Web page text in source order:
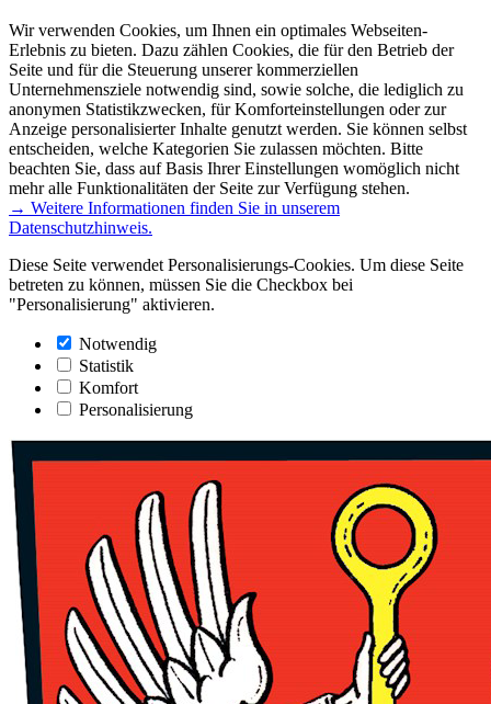
Wir verwenden Cookies, um Ihnen ein optimales Webseiten-
Erlebnis zu bieten. Dazu zählen Cookies, die für den Betrieb der
Seite und für die Steuerung unserer kommerziellen
Unternehmensziele notwendig sind, sowie solche, die lediglich zu
anonymen Statistikzwecken, für Komforteinstellungen oder zur
Anzeige personalisierter Inhalte genutzt werden. Sie können selbst
entscheiden, welche Kategorien Sie zulassen möchten. Bitte
beachten Sie, dass auf Basis Ihrer Einstellungen womöglich nicht
mehr alle Funktionalitäten der Seite zur Verfügung stehen.
→ Weitere Informationen finden Sie in unserem
Datenschutzhinweis.
Diese Seite verwendet Personalisierungs-Cookies. Um diese Seite
betreten zu können, müssen Sie die Checkbox bei
"Personalisierung" aktivieren.
Notwendig
Statistik
Komfort
Personalisierung